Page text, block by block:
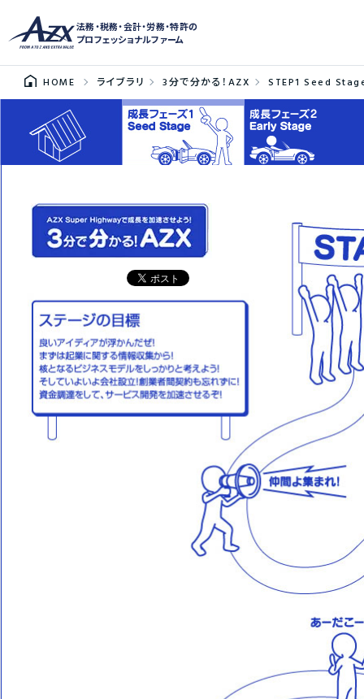
法務・税務・会計・労務・特許の
プロフェッショナルファーム
HOME ライブラリ 3分で分かる！AZX STEP1 Seed